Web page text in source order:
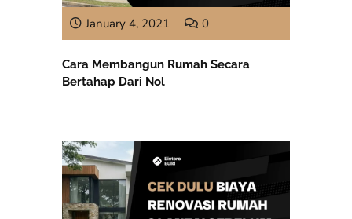
January 4, 2021 0
Cara Membangun Rumah Secara
Bertahap Dari Nol